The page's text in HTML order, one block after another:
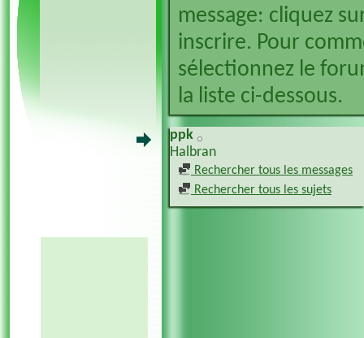
message: cliquez
inscrire. Pour
sélectionnez le
la liste ci-dessous.
ppk
Halbran
Rechercher tous les messages
Rechercher tous les sujets